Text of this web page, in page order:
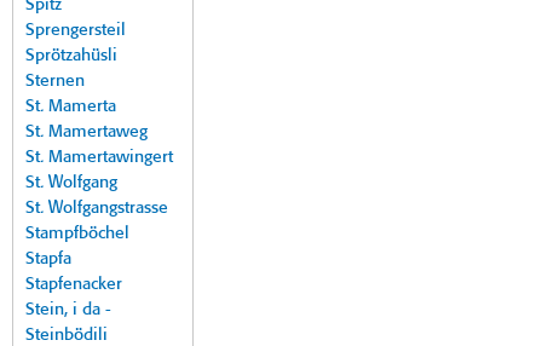
Spitz
Sprengersteil
Sprötzahüsli
Sternen
St. Mamerta
St. Mamertaweg
St. Mamertawingert
St. Wolfgang
St. Wolfgangstrasse
Stampfböchel
Stapfa
Stapfenacker
Stein, i da -
Steinbödili